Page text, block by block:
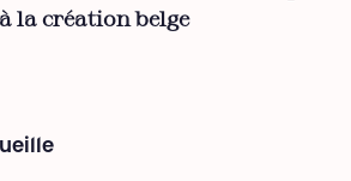
la création belge